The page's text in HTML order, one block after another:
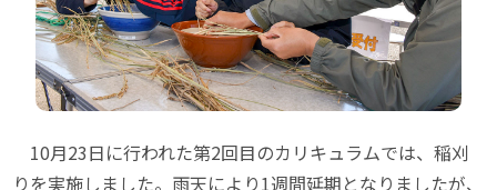
10月23日に行われた第2回目のカリキュラムでは、稲刈
りを実施しました。雨天により1週間延期となりましたが、